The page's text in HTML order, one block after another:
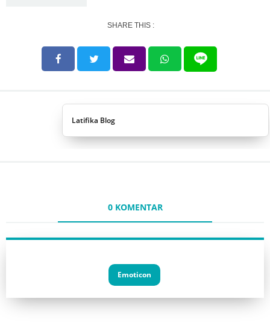
SHARE THIS :
Latifika Blog
0 KOMENTAR
Emoticon